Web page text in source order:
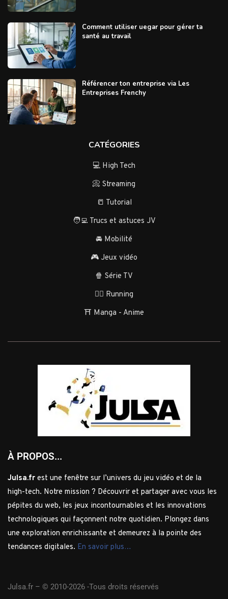
Comment utiliser uegar pour gérer ta
santé au travail
Référencer ton entreprise via Les
Entreprises Frenchy
CATÉGORIES
💻 High Tech
📀 Streaming
📒 Tutorial
🧑‍💻 Trucs et astuces JV
🚘 Mobilité
🎮 Jeux vidéo
🍿 Série TV
🏃‍♂️ Running
⛩️ Manga - Anime
À PROPOS...
Julsa.fr est une fenêtre sur l’univers du jeu vidéo et de la
high-tech. Notre mission ? Découvrir et partager avec vous les
pépites du web, les jeux incontournables et les innovations
technologiques qui façonnent notre quotidien. Plongez dans
une exploration enrichissante et demeurez à la pointe des
tendances digitales. En savoir plus…
Julsa.fr – © 2010-2026 -Tous droits réservés